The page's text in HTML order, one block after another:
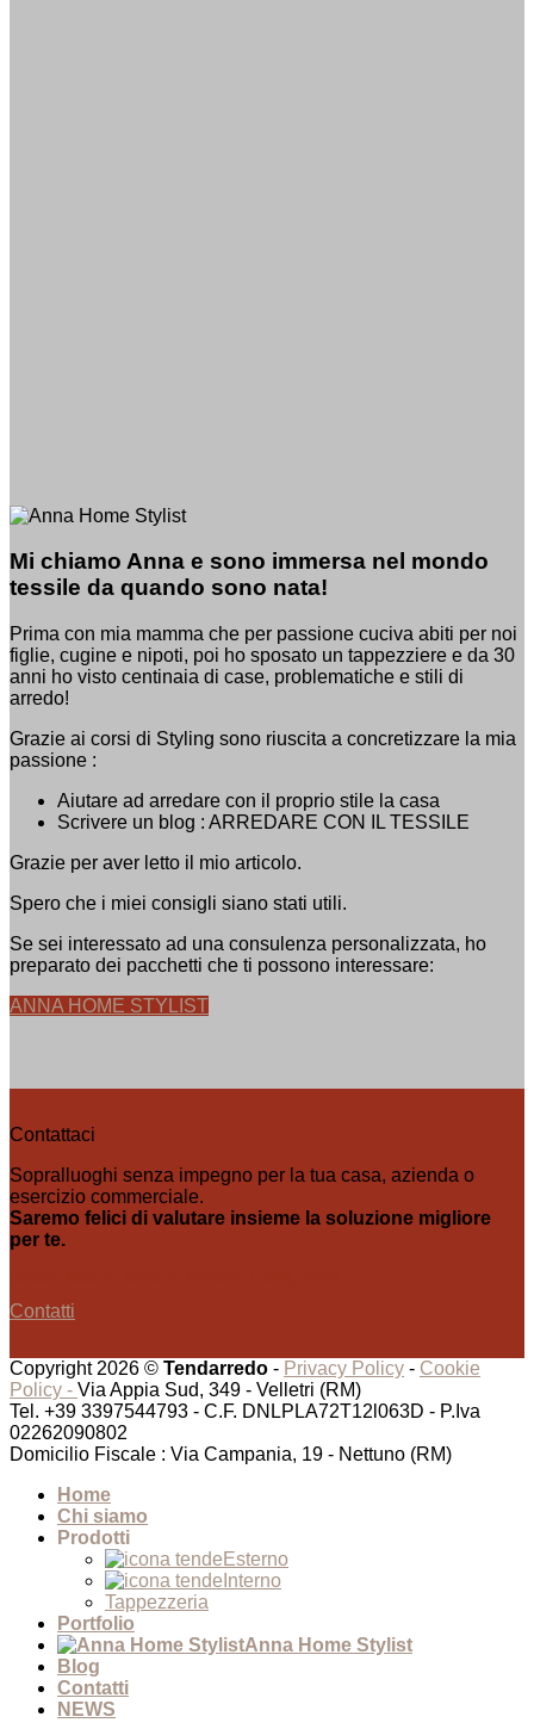
Mi chiamo Anna e sono immersa nel mondo
tessile da quando sono nata!
Prima con mia mamma che per passione cuciva abiti per noi
figlie, cugine e nipoti, poi ho sposato un tappezziere e da 30
anni ho visto centinaia di case, problematiche e stili di
arredo!
Grazie ai corsi di Styling sono riuscita a concretizzare la mia
passione :
Aiutare ad arredare con il proprio stile la casa
Scrivere un blog : ARREDARE CON IL TESSILE
Grazie per aver letto il mio articolo.
Spero che i miei consigli siano stati utili.
Se sei interessato ad una consulenza personalizzata, ho
preparato dei pacchetti che ti possono interessare:
ANNA HOME STYLIST
Contattaci
Sopralluoghi senza impegno per la tua casa, azienda o
esercizio commerciale.
Saremo felici di valutare insieme la soluzione migliore
per te.
Contatti
Copyright 2026 © Tendarredo - Privacy Policy - Cookie
Policy - Via Appia Sud, 349 - Velletri (RM)
Tel. +39 3397544793 - C.F. DNLPLA72T12l063D - P.Iva
02262090802
Domicilio Fiscale : Via Campania, 19 - Nettuno (RM)
Home
Chi siamo
Prodotti
Esterno
Interno
Tappezzeria
Portfolio
Anna Home Stylist
Blog
Contatti
NEWS